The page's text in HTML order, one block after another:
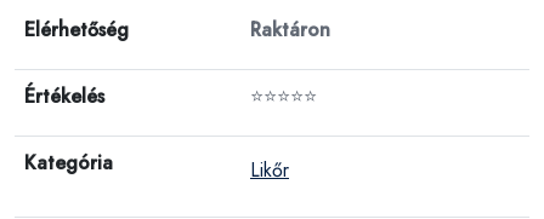
Elérhetőség Raktáron
Értékelés ⭐⭐⭐⭐⭐
Kategória Likőr